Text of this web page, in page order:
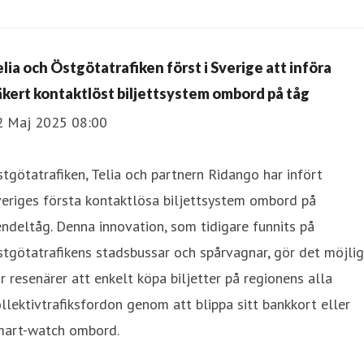
och Östgötatrafiken först i Sverige att införa
kontaktlöst biljettsystem ombord på tåg
Maj 2025 08:00
Telia och partnern Ridango har infört
första kontaktlösa biljettsystem ombord på
Denna innovation, som tidigare funnits på
stadsbussar och spårvagnar, gör det
resenärer att enkelt köpa biljetter på regionens alla
genom att blippa sitt bankkort eller
watch ombord.